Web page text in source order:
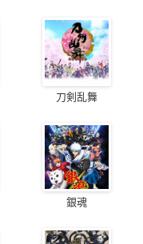
刀剣乱舞
銀魂